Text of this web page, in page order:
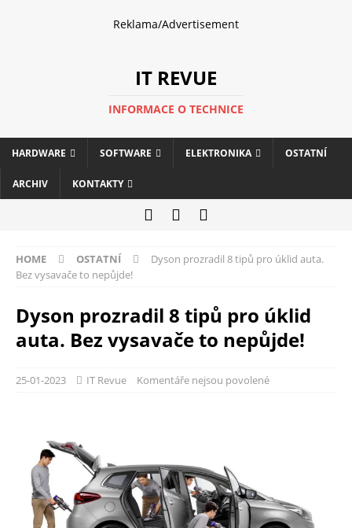
Reklama/Advertisement
IT REVUE
INFORMACE O TECHNICE
HARDWARE SOFTWARE ELEKTRONIKA OSTATNÍ
ARCHIV KONTAKTY
HOME OSTATNÍ
Dyson prozradil 8 tipů pro úklid auta.
Bez vysavače to nepůjde!
Dyson prozradil 8 tipů pro úklid
auta. Bez vysavače to nepůjde!
25-01-2023 IT Revue Komentáře nejsou povolené